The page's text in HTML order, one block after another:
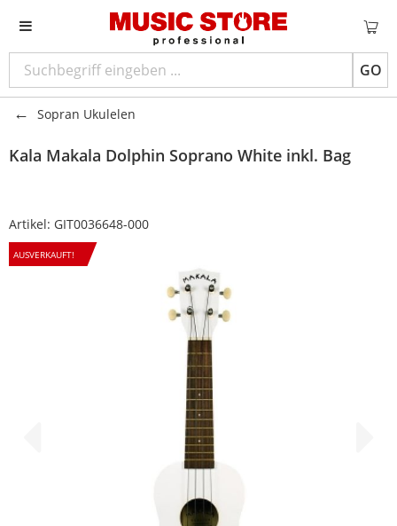
GO
Sopran Ukulelen
Kala Makala Dolphin Soprano White inkl. Bag
Artikel: GIT0036648-000
AUSVERKAUFT!